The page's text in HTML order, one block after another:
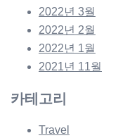
2022년 3월
2022년 2월
2022년 1월
2021년 11월
카테고리
Travel